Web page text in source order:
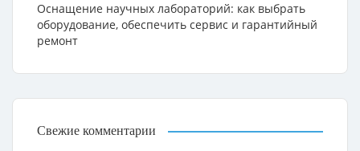
Оснащение научных лабораторий: как выбрать
оборудование, обеспечить сервис и гарантийный
ремонт
Свежие комментарии